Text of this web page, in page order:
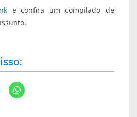
e confira um compilado de
C
l